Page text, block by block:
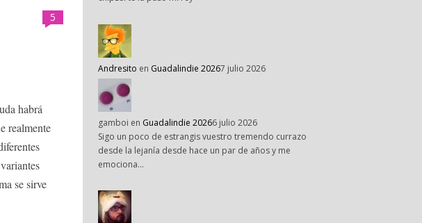
5
habrá
realmente
se sirve
Andresito en Guadalindie 20267 julio 2026
gamboi en Guadalindie 20266 julio 2026
Sigo un poco de estrangis vuestro tremendo currazo
desde la lejanía desde hace un par de años y me
emociona…